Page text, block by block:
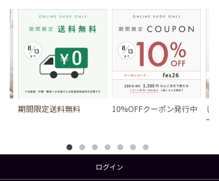
期間限定送料無料 10%OFFクーポン発行中
じ
ー
ログイン